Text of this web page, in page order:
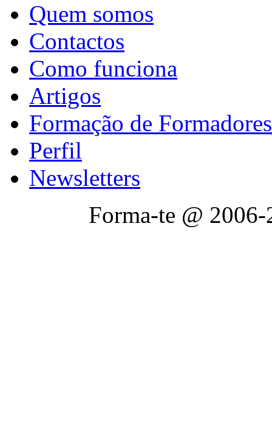
Quem somos
Contactos
Como funciona
Artigos
Formação de Formadores
Perfil
Newsletters
Forma-te @